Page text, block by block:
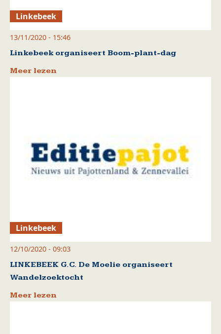
Linkebeek
13/11/2020 - 15:46
Linkebeek organiseert Boom-plant-dag
Meer lezen
Linkebeek
12/10/2020 - 09:03
LINKEBEEK G.C. De Moelie organiseert
Wandelzoektocht
Meer lezen